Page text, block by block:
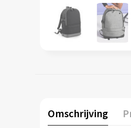
Omschrijving